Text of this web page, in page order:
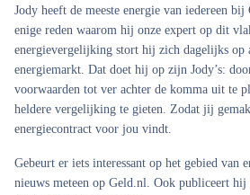
Jody heeft de meeste energie van iedereen
enige reden waarom hij onze expert op dit
energievergelijking stort hij zich dagelijks op
energiemarkt. Dat doet hij op zijn Jody’s:
voorwaarden tot ver achter de komma uit te
heldere vergelijking te gieten. Zodat jij
energiecontract voor jou vindt.
Gebeurt er iets interessant op het gebied van
nieuws meteen op Geld.nl. Ook publiceert hij